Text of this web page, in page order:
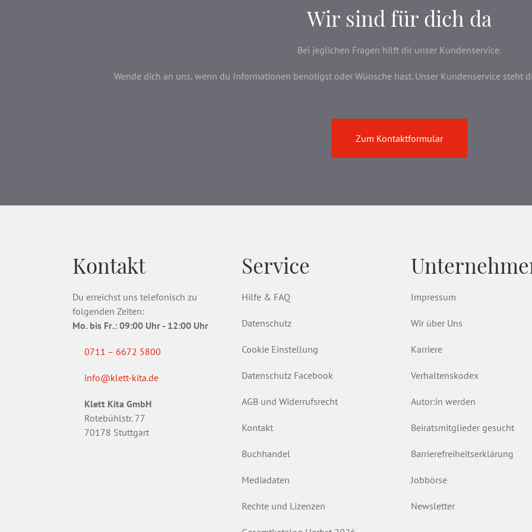
Wir sind für dich da
Bei jeglichen Fragen hilft dir unser Kundenservice.
Wende dich an uns, wenn du Informationen benötigst oder Wünsche hast. Unser Kundenservice steht
Zum Kontaktformular
Kontakt
Du erreichst uns telefonisch zu
folgenden Zeiten:
Mo. bis Fr.: 09:00 Uhr - 12:00 Uhr
0711 – 6672 5800
info@klett-kita.de
Klett Kita GmbH
Rotebühlstr. 77
70178 Stuttgart
Service
Hilfe & FAQ
Datenschutz
Cookie Einstellung
Datenschutz Facebook
AGB und Widerrufsrecht
Kontakt
Buchhandel
Mediadaten
Rechte und Lizenzen
Impressum
Wir über Uns
Karriere
Verhaltenskodex
Autor:in werden
Beiratsmitglieder gesucht
Barrierefreiheitserklärung
Jobbörse
Newsletter